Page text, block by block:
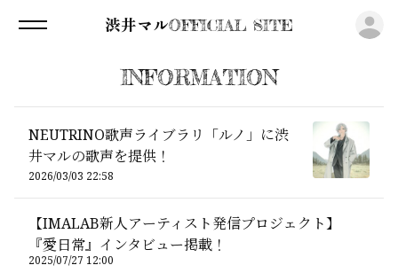
渋井マルOFFICIAL SITE
INFORMATION
NEUTRINO歌声ライブラリ「ルノ」に渋
井マルの歌声を提供！
2026/03/03 22:58
【IMALAB新人アーティスト発信プロジェクト】
『愛日常』インタビュー掲載！
2025/07/27 12:00